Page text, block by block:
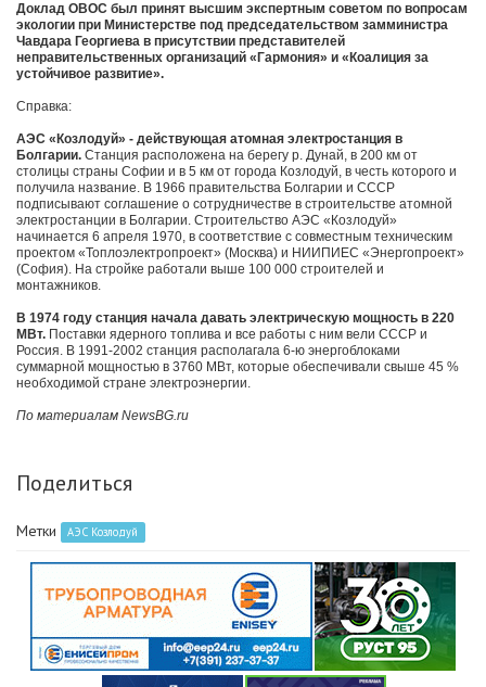
Доклад ОВОС был принят высшим экспертным советом по вопросам
экологии при Министерстве под председательством замминистра
Чавдара Георгиева в присутствии представителей
неправительственных организаций «Гармония» и «Коалиция за
устойчивое развитие».
Справка:
АЭС «Козлодуй» - действующая атомная электростанция в
Болгарии. Станция расположена на берегу р. Дунай, в 200 км от
столицы страны Софии и в 5 км от города Козлодуй, в честь которого и
получила название. В 1966 правительства Болгарии и СССР
подписывают соглашение о сотрудничестве в строительстве атомной
электростанции в Болгарии. Строительство АЭС «Козлодуй»
начинается 6 апреля 1970, в соответствие с совместным техническим
проектом «Топлоэлектропроект» (Москва) и НИИПИЕС «Энергопроект»
(София). На стройке работали выше 100 000 строителей и
монтажников.
В 1974 году станция начала давать электрическую мощность в 220
МВт. Поставки ядерного топлива и все работы с ним вели СССР и
Россия. В 1991-2002 станция располагала 6-ю энергоблоками
суммарной мощностью в 3760 МВт, которые обеспечивали свыше 45 %
необходимой стране электроэнергии.
По материалам NewsBG.ru
Поделиться
Метки АЭС Козлодуй